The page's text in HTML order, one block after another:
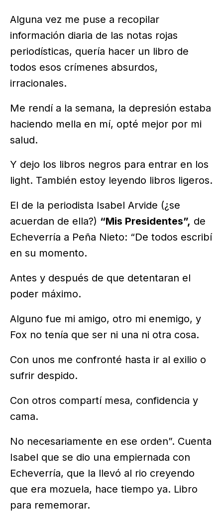
Alguna vez me puse a recopilar
información diaria de las notas rojas
periodísticas, quería hacer un libro de
todos esos crímenes absurdos,
irracionales.
Me rendí a la semana, la depresión estaba
haciendo mella en mí, opté mejor por mi
salud.
Y dejo los libros negros para entrar en los
light. También estoy leyendo libros ligeros.
El de la periodista Isabel Arvide (¿se
acuerdan de ella?) “Mis Presidentes”, de
Echeverría a Peña Nieto: “De todos escribí
en su momento.
Antes y después de que detentaran el
poder máximo.
Alguno fue mi amigo, otro mi enemigo, y
Fox no tenía que ser ni una ni otra cosa.
Con unos me confronté hasta ir al exilio o
sufrir despido.
Con otros compartí mesa, confidencia y
cama.
No necesariamente en ese orden”. Cuenta
Isabel que se dio una empiernada con
Echeverría, que la llevó al rio creyendo
que era mozuela, hace tiempo ya. Libro
para rememorar.